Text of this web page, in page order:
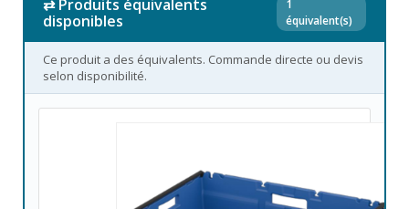
⇄ Produits équivalents
disponibles
1
équivalent(s)
Ce produit a des équivalents. Commande directe ou devis
selon disponibilité.